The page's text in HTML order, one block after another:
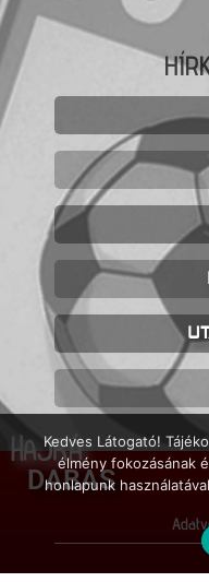
HAJRÁ
DABAS
Kedves Látogató!
élmény fokozásának
honlapunk